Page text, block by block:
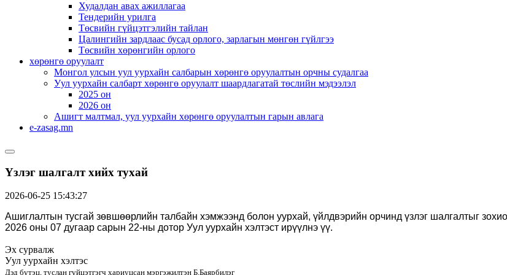
Худалдан авах ажиллагаа
Тендерийн урилга
Төсвийн гүйцэтгэлийн тайлан
Цалингийн зардлаас бусад орлого, зарлагын мөнгөн гүйлгээ
Төсвийн хөрөнгийн орлого
хөрөнгө оруулалт
Монгол улсын уул уурхайн салбарын хөрөнгө оруулалтын орчны судалгаа
Уул уурхайн салбарт хөрөнгө оруулалт шаардлагатай төслийн мэдээлэл
2025 он
2026 он
Ашигт малтмал, уул уурхайн хөрөнгө оруулалтын гарын авлага
e-zasag.mn
Үзлэг шалгалт хийх тухай
2026-06-25 15:43:27
Ашиглалтын тусгай зөвшөөрлийн талбайн хэмжээнд болон уурхай, үйлдвэрийн орчинд үзлэг шалгалтыг
2026 оны 07 дугаар сарын 22-ны дотор Уул уурхайн хэлтэст ирүүлнэ үү.
Эх сурвалж
Уул уурхайн хэлтэс
Дэд бүтэц, туслан гүйцэтгэгч хариуцсан мэргэжилтэн Б.Баярбилэг